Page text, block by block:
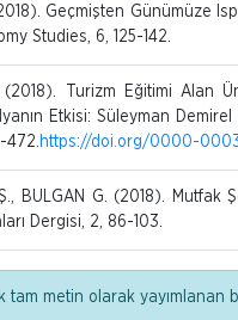
Geçmişten Günümüze
Studies, 6, 125-142.
(2018). Turizm Eğitimi Alan
Etkisi: Süleyman
472. https://doi.org/0000-
Ş., BULGAN G. (2018).
Dergisi, 2, 86-103.
tam metin olarak yayımlanan